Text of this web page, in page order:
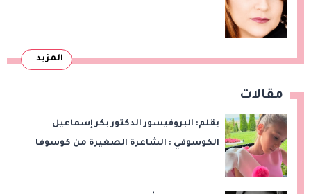
المزيد
مقالات
بقلم: البروفيسور الدكتور بكر إسماعيل
الكوسوفي : الشاعرة الصغيرة من كوسوفا